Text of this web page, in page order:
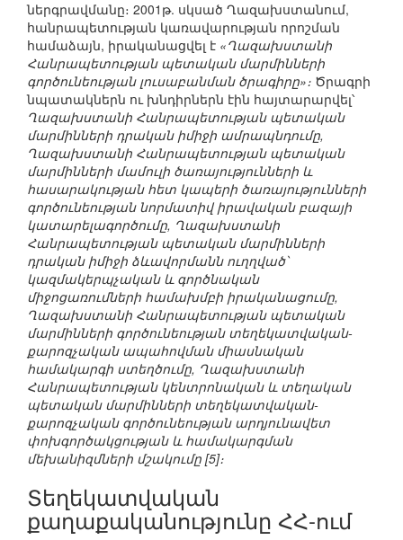
ներգրավմանը։ 2001թ. սկսած Ղազախստանում,
հանրապետության կառավարության որոշման
համաձայն, իրականացվել է «Ղազախստանի
Հանրապետության պետական մարմինների
գործունեության լուսաբանման ծրագիրը»։ Ծրագրի
նպատակներն ու խնդիրներն էին հայտարարվել՝
Ղազախստանի Հանրապետության պետական
մարմինների դրական իմիջի ամրապնդումը,
Ղազախստանի Հանրապետության պետական
մարմինների մամուլի ծառայությունների և
հասարակության հետ կապերի ծառայությունների
գործունեության նորմատիվ իրավական բազայի
կատարելագործումը, Ղազախստանի
Հանրապետության պետական մարմինների
դրական իմիջի ձևավորմանն ուղղված՝
կազմակերպչական և գործնական
միջոցառումների համախմբի իրականացումը,
Ղազախստանի Հանրապետության պետական
մարմինների գործունեության տեղեկատվական-
քարոզչական ապահովման միասնական
համակարգի ստեղծումը, Ղազախստանի
Հանրապետության կենտրոնական և տեղական
պետական մարմինների տեղեկատվական-
քարոզչական գործունեության արդյունավետ
փոխգործակցության և համակարգման
մեխանիզմների մշակումը [5]։
Տեղեկատվական
քաղաքականությունը ՀՀ-ում